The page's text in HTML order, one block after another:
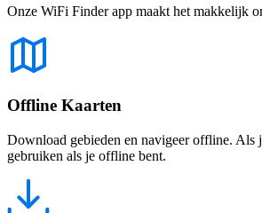
Onze WiFi Finder app maakt het makkelijk
Offline Kaarten
Download gebieden en navigeer offline. Als
gebruiken als je offline bent.